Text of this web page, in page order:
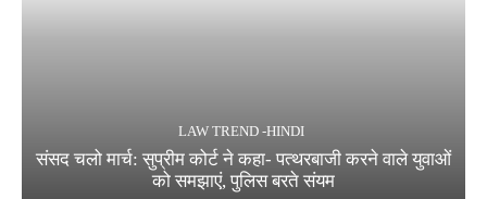
LAW TREND -HINDI
संसद चलो मार्च: सुप्रीम कोर्ट ने कहा- पत्थरबाजी करने वाले युवाओं
को समझाएं, पुलिस बरते संयम